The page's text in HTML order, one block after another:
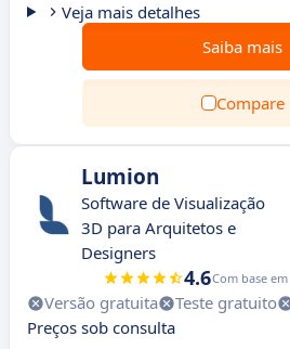
Veja mais detalhes
Saiba mais
Compare
Lumion
Software de Visualização
3D para Arquitetos e
Designers
4.6Com base em
Versão gratuita Teste gratuito
Preços sob consulta